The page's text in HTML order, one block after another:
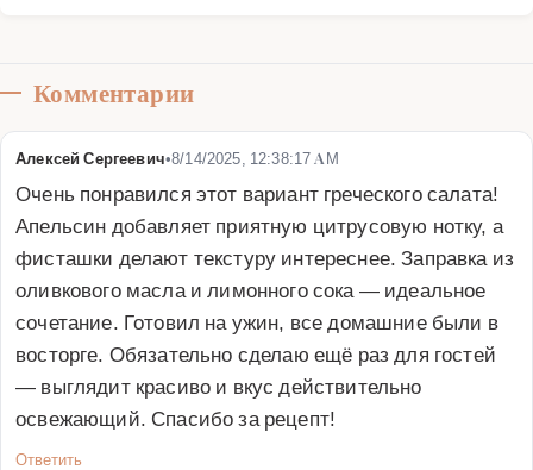
Комментарии
Алексей Сергеевич•8/14/2025, 12:38:17 AM
Очень понравился этот вариант греческого салата!
Апельсин добавляет приятную цитрусовую нотку, а
фисташки делают текстуру интереснее. Заправка из
оливкового масла и лимонного сока — идеальное
сочетание. Готовил на ужин, все домашние были в
восторге. Обязательно сделаю ещё раз для гостей
— выглядит красиво и вкус действительно
освежающий. Спасибо за рецепт!
Ответить